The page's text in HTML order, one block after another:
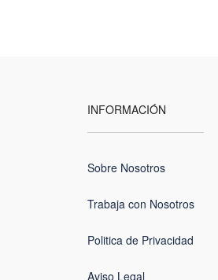
INFORMACIÓN
Sobre Nosotros
Trabaja con Nosotros
Politica de Privacidad
Aviso Legal